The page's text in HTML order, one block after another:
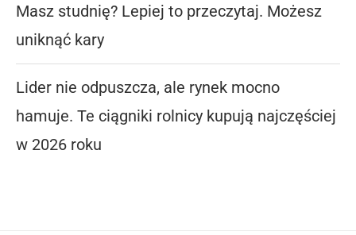
Masz studnię? Lepiej to przeczytaj. Możesz
uniknąć kary
Lider nie odpuszcza, ale rynek mocno
hamuje. Te ciągniki rolnicy kupują najczęściej
w 2026 roku